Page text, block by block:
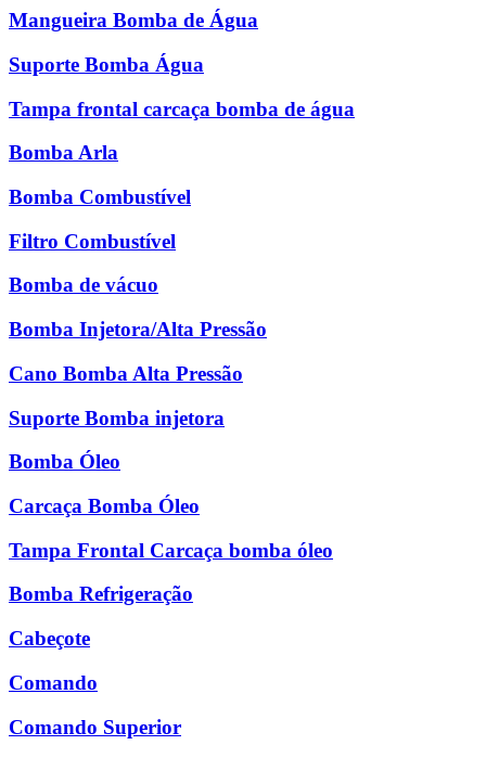
Mangueira Bomba de Água
Suporte Bomba Água
Tampa frontal carcaça bomba de água
Bomba Arla
Bomba Combustível
Filtro Combustível
Bomba de vácuo
Bomba Injetora/Alta Pressão
Cano Bomba Alta Pressão
Suporte Bomba injetora
Bomba Óleo
Carcaça Bomba Óleo
Tampa Frontal Carcaça bomba óleo
Bomba Refrigeração
Cabeçote
Comando
Comando Superior